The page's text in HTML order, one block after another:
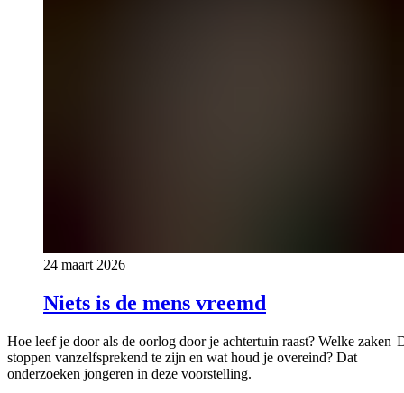
24 maart 2026
Niets is de mens vreemd
Hoe leef je door als de oorlog door je achtertuin raast? Welke zaken
stoppen vanzelfsprekend te zijn en wat houd je overeind? Dat
onderzoeken jongeren in deze voorstelling.